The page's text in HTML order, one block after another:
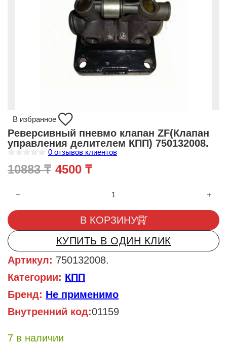
В избранное
Реверсивный пневмо клапан ZF(Клапан
управления делителем КПП) 750132008.
ц
е
и
з
5
0 отзывов клиентов
10883₸ Первоначальная цена
4500 ₸Текущая цена: 4500 ₸.
Количество товара Реверсивный пневмо клапан ZF(Клапан
В КОРЗИНУ
КУПИТЬ В ОДИН КЛИК
Артикул: 750132008.
Категории: КПП
Бренд: Не применимо
Внутренний код:01159
7 в наличии